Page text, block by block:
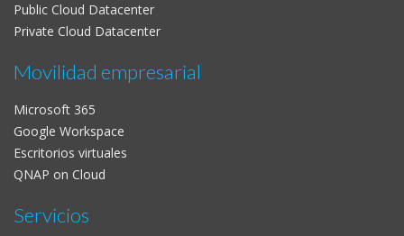
Public Cloud Datacenter
Private Cloud Datacenter
Movilidad empresarial
Microsoft 365
Google Workspace
Escritorios virtuales
QNAP on Cloud
Servicios